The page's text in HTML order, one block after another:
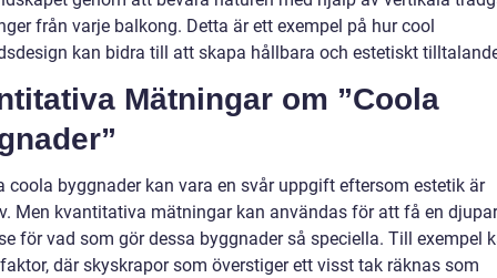
från varje balkong. Detta är ett exempel på hur cool
kan bidra till att skapa hållbara och estetiskt
Mätningar om ”Coola
coola byggnader kan vara en svår uppgift eftersom estetik är
Men kvantitativa mätningar kan användas för att få en
för vad som gör dessa byggnader så speciella. Till exempel
där skyskrapor som överstiger ett visst tak räknas som